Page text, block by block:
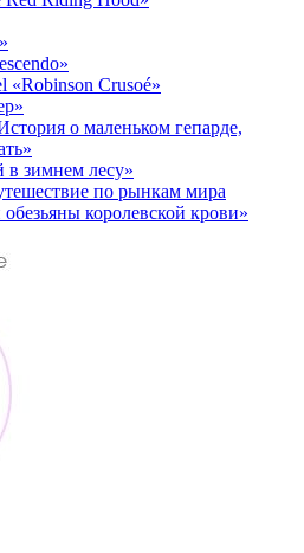
«Robinson Crusoé»
о маленьком гепарде,
зимнем лесу»
по рынкам мира
королевской крови»